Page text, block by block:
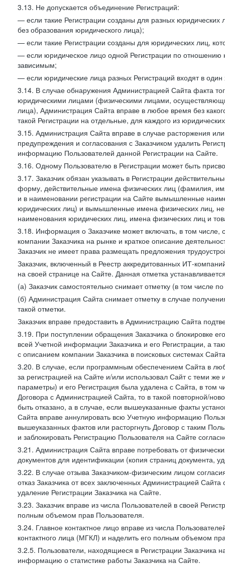
3.13. Не допускается объединение Регистраций:
— если такие Регистрации созданы для разных
без образования юридического лица);
— если такие Регистрации созданы для юридических лиц,
— если юридическое лицо одной Регистрации по отношению
зависимым;
— если юридические лица разных Регистраций входят в
3.14. В случае обнаружения Администрацией Сайта факта
юридическими лицами (физическими лицами,
лица), Администрация Сайта вправе в любое время без
такой Регистрации на отдельные, для каждого из
3.15. Администрация Сайта вправе в случае расторжения
предупреждения и согласования с Заказчиком удалить
информацию Пользователей данной Регистрации на Сайте.
3.16. Одному Пользователю в Регистрации может быть
3.17. Заказчик обязан указывать в Регистрации
форму, действительные имена физических лиц (фамилия,
и в наименовании регистрации на Сайте вымышленные
юридических лиц) и вымышленные имена физических лиц,
наименования юридических лиц, имена физических лиц и
3.18. Информация о Заказчике может включать, в том
компании Заказчика на рынке и краткое описание
Заказчик не имеет права размещать предложения
Заказчик, включенный в Реестр аккредитованных ИТ-
на своей странице на Сайте. Данная отметка
(а) Заказчик самостоятельно снимает отметку (в том числе
(б) Администрация Сайта снимает отметку в случае
такой отметки.
Заказчик вправе предоставить в Администрацию Сайта
3.19. При поступлении обращения Заказчика о блокировке
всей Учетной информации Заказчика и его Регистрации, а
с описанием компании Заказчика в поисковых системах
3.20. В случае, если программным обеспечением Сайта в
за регистрацией на Сайте и/или использовал Сайт с теми
параметры) и его Регистрация была удалена с Сайта, в том
Договора с Администрацией Сайта, то в такой повторной/
быть отказано, а в случае, если вышеуказанные факты
Сайта вправе аннулировать всю Учетную информацию
вышеуказанных фактов или расторгнуть Договор с таким
и заблокировать Регистрацию Пользователя на Сайте
3.21. Администрация Сайта вправе потребовать от
документов для идентификации (копия страниц документа,
3.22. В случае отзыва Заказчиком-физическим лицом
отказ Заказчика от всех заключенных Администрацией
удаление Регистрации Заказчика на Сайте.
3.23. Заказчик вправе из числа Пользователей в своей
полным объемом прав Пользователя.
3.24. Главное контактное лицо вправе из числа
контактного лица (МГКЛ) и наделить его полным объемом
3.2.5. Пользователи, находящиеся в Регистрации Заказчика
информацию о статистике работы Заказчика на Сайте.